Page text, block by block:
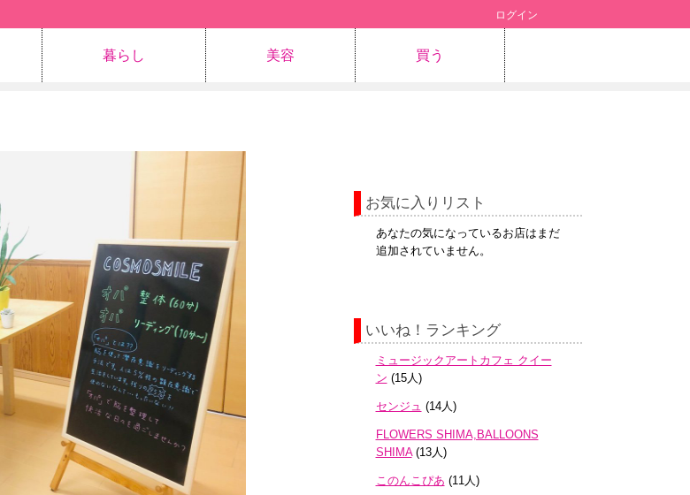
ログイン
暮らし 美容 買う
お気に入りリスト
あなたの気になっているお店はまだ
追加されていません。
いいね！ランキング
ミュージックアートカフェ クイー
ン (15人)
センジュ (14人)
FLOWERS SHIMA,BALLOONS
SHIMA(13人)
このんこぴあ (11人)